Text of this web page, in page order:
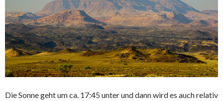
Die Sonne geht um ca. 17:45 unter und dann wird es auch relativ